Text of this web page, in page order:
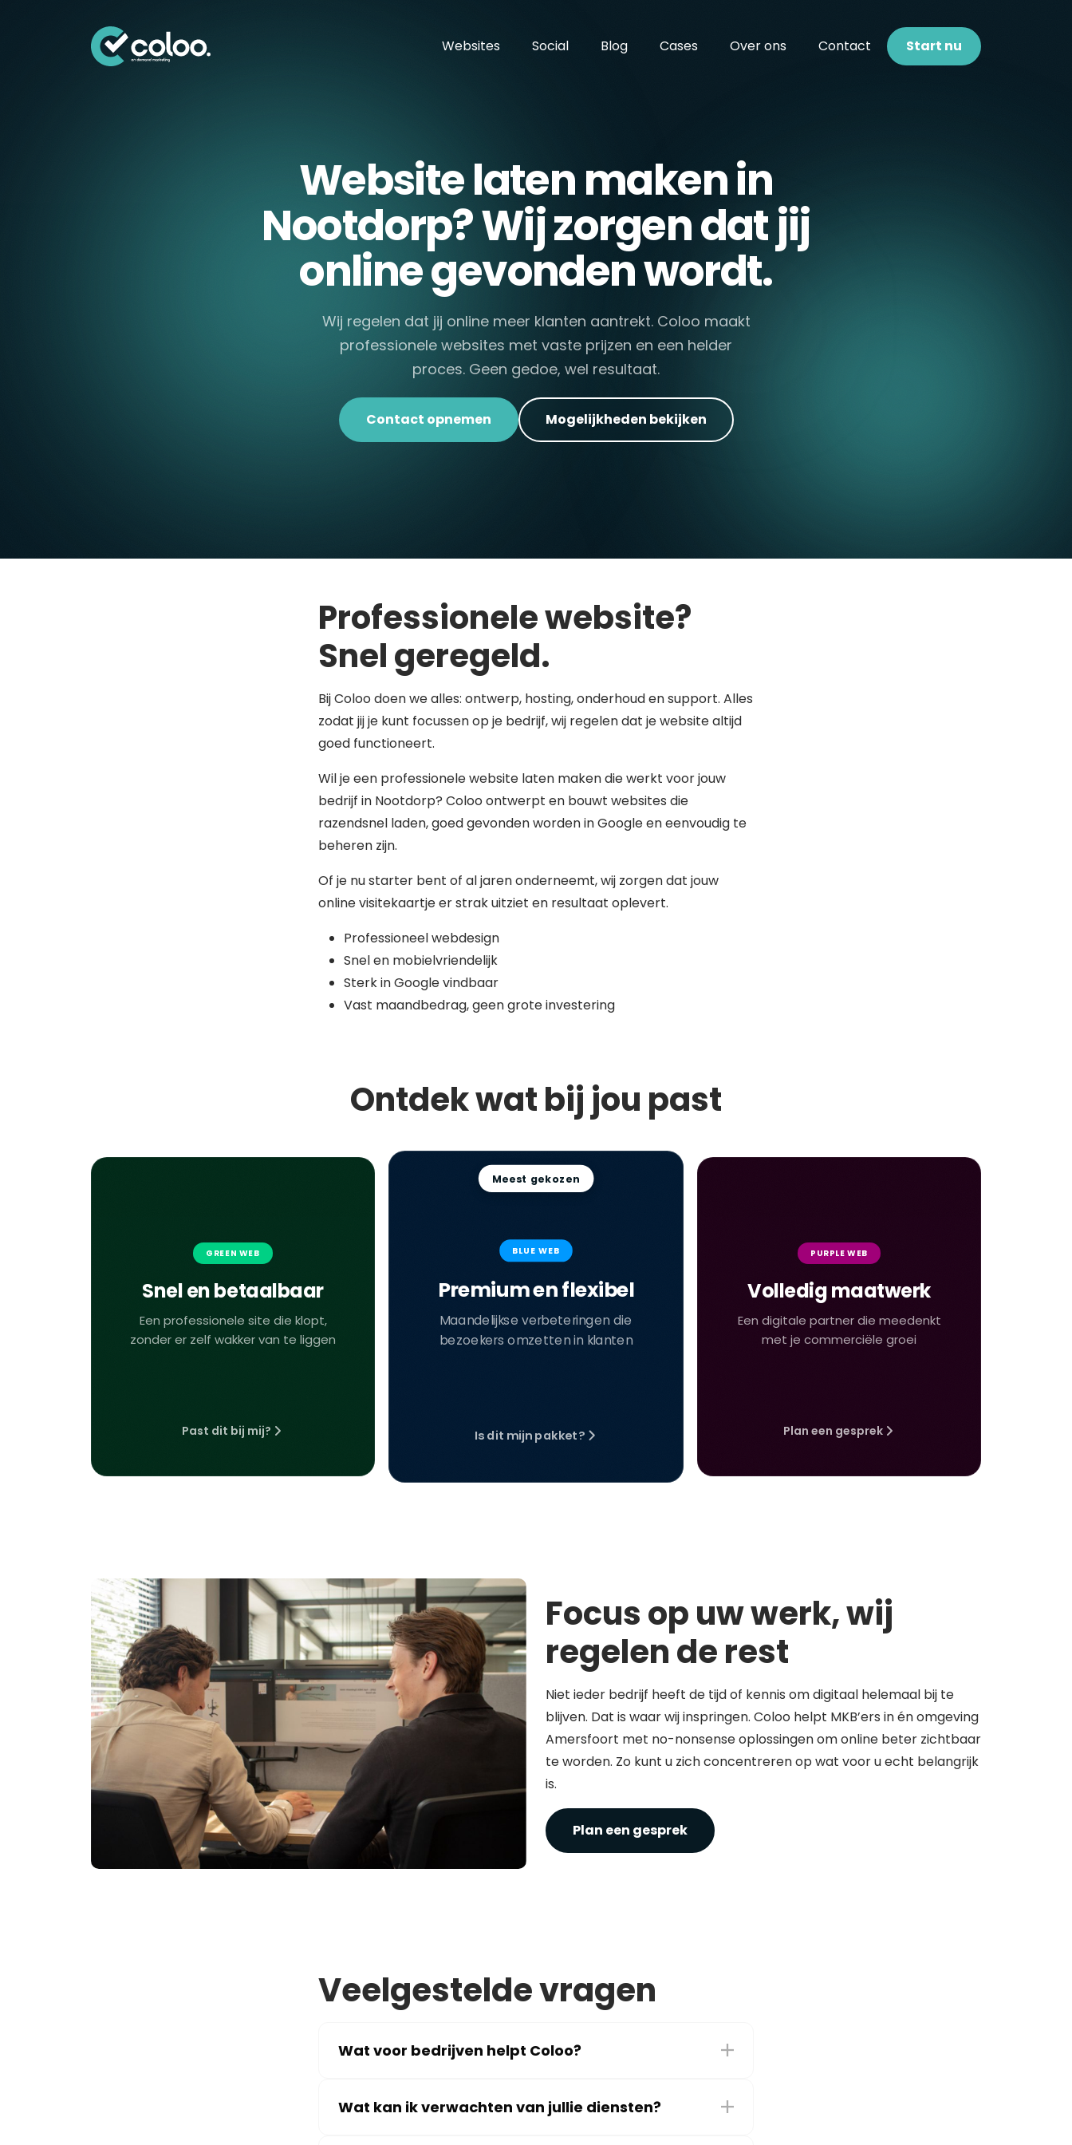
Websites
Social Blog Cases Over ons Contact Start nu
Website laten maken in
Nootdorp? Wij zorgen dat jij
online gevonden wordt.
Wij regelen dat jij online meer klanten aantrekt. Coloo maakt
professionele websites met vaste prijzen en een helder
proces. Geen gedoe, wel resultaat.
Contact opnemen Mogelijkheden bekijken
Professionele website?
Snel geregeld.
Bij Coloo doen we alles: ontwerp, hosting, onderhoud en support. Alles
zodat jij je kunt focussen op je bedrijf, wij regelen dat je website altijd
goed functioneert.
Wil je een professionele website laten maken die werkt voor jouw
bedrijf in Nootdorp? Coloo ontwerpt en bouwt websites die
razendsnel laden, goed gevonden worden in Google en eenvoudig te
beheren zijn.
Of je nu starter bent of al jaren onderneemt, wij zorgen dat jouw
online visitekaartje er strak uitziet en resultaat oplevert.
Professioneel webdesign
Snel en mobielvriendelijk
Sterk in Google vindbaar
Vast maandbedrag, geen grote investering
Ontdek wat bij jou past
GREEN WEB
Snel en betaalbaar
Een professionele site die klopt,
zonder er zelf wakker van te liggen
Past dit bij mij?
Meest gekozen
BLUE WEB
Premium en flexibel
Maandelijkse verbeteringen die
bezoekers omzetten in klanten
Is dit mijn pakket?
PURPLE WEB
Volledig maatwerk
Een digitale partner die meedenkt
met je commerciële groei
Plan een gesprek
Focus op uw werk, wij
regelen de rest
Niet ieder bedrijf heeft de tijd of kennis om digitaal helemaal bij te
blijven. Dat is waar wij inspringen. Coloo helpt MKB’ers in én omgeving
Amersfoort met no-nonsense oplossingen om online beter zichtbaar
te worden. Zo kunt u zich concentreren op wat voor u echt belangrijk
is.
Plan een gesprek
Veelgestelde vragen
Wat voor bedrijven helpt Coloo?
Wat kan ik verwachten van jullie diensten?